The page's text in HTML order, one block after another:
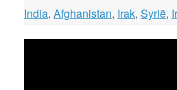
India, Afghanistan, Irak, Syrië,